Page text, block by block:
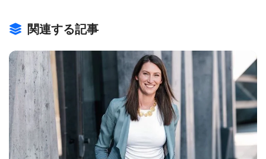
こすことを発見しました」と述べています 。調査対
でこの有害なグリコーゲンが上昇していました 。対
照的に、これらの疾患を持たない人で同様のレベル
を示したのは約3分の1に過ぎませんでした 。
この発見は、ALSおよびFTDの最も一般的な遺伝的
関連する記事
BIOMARKET JP